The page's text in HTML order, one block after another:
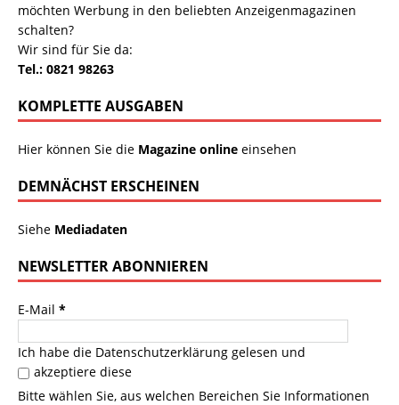
möchten Werbung in den beliebten Anzeigenmagazinen
schalten?
Wir sind für Sie da:
Tel.: 0821 98263
KOMPLETTE AUSGABEN
Hier können Sie die Magazine online einsehen
DEMNÄCHST ERSCHEINEN
Siehe Mediadaten
NEWSLETTER ABONNIEREN
E-Mail *
Ich habe die Datenschutzerklärung gelesen und
akzeptiere diese
Bitte wählen Sie, aus welchen Bereichen Sie Informationen